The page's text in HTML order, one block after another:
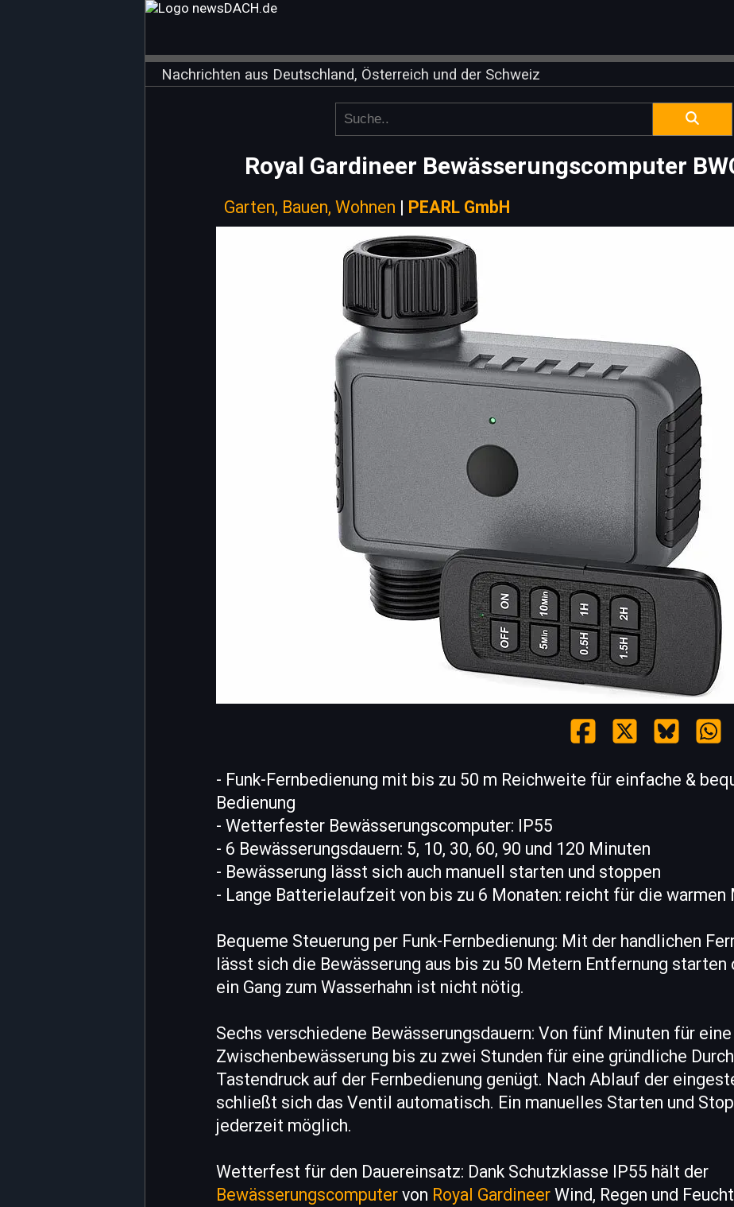
Nachrichten aus Deutschland, Österreich und der Schweiz
Royal Gardineer Bewässerungscomputer
Garten, Bauen, Wohnen | PEARL GmbH
- Funk-Fernbedienung mit bis zu 50 m Reichweite für einfache &
Bedienung
- Wetterfester Bewässerungscomputer: IP55
- 6 Bewässerungsdauern: 5, 10, 30, 60, 90 und 120 Minuten
- Bewässerung lässt sich auch manuell starten und stoppen
- Lange Batterielaufzeit von bis zu 6 Monaten: reicht für die warmen
Bequeme Steuerung per Funk-Fernbedienung: Mit der handlichen
lässt sich die Bewässerung aus bis zu 50 Metern Entfernung starten
ein Gang zum Wasserhahn ist nicht nötig.
Sechs verschiedene Bewässerungsdauern: Von fünf Minuten für
Zwischenbewässerung bis zu zwei Stunden für eine gründliche
Tastendruck auf der Fernbedienung genügt. Nach Ablauf der
schließt sich das Ventil automatisch. Ein manuelles Starten und
jederzeit möglich.
Wetterfest für den Dauereinsatz: Dank Schutzklasse IP55 hält der
Bewässerungscomputer von Royal Gardineer Wind, Regen und